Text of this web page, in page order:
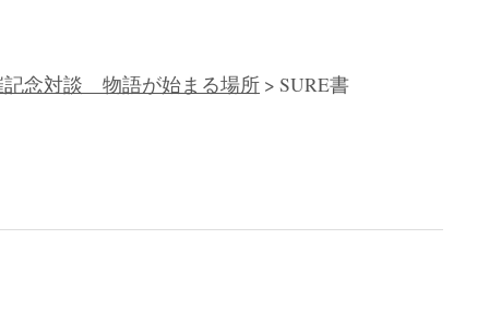
念対談 物語が始まる場所 > SURE書